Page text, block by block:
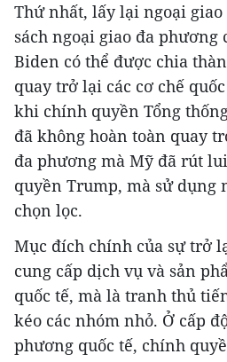
Thứ nhất, lấy lại ngoại
sách ngoại giao đa
Biden có thể được chia
quay trở lại các cơ chế
khi chính quyền Tổng
đã không hoàn toàn quay
đa phương mà Mỹ đã rút
quyền Trump, mà sử dụng
chọn lọc.
Mục đích chính của sự trở
cung cấp dịch vụ và sản
quốc tế, mà là tranh thủ
kéo các nhóm nhỏ. Ở cấp
phương quốc tế, chính